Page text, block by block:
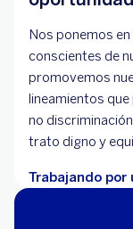
Nos ponemos
conscientes de
promovemos
lineamientos
no
trato digno y
Trabajando por